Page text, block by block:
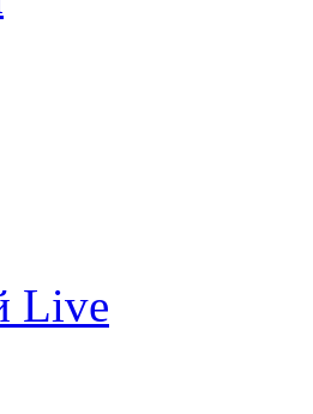
Live